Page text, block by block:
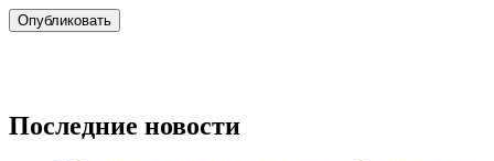
Последние новости